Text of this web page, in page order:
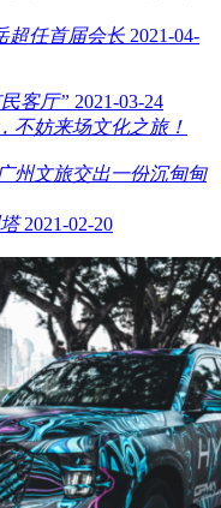
超任首届会长 2021-04-
客厅” 2021-03-24
不妨来场文化之旅！
州文旅交出一份沉甸甸
2021-02-20